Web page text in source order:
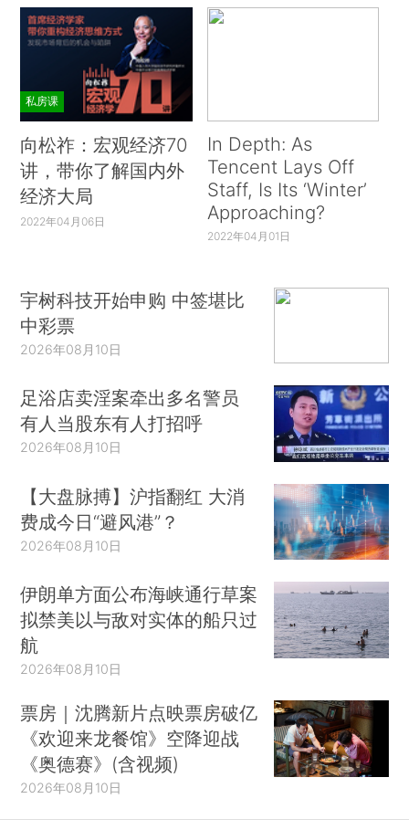
私房课
向松祚：宏观经济70
讲，带你了解国内外
经济大局
2022年04月06日
In Depth: As
Tencent Lays Off
Staff, Is Its ‘Winter’
Approaching?
2022年04月01日
宇树科技开始申购 中签堪比
中彩票
2026年08月10日
足浴店卖淫案牵出多名警员
有人当股东有人打招呼
2026年08月10日
【大盘脉搏】沪指翻红 大消
费成今日“避风港”？
2026年08月10日
伊朗单方面公布海峡通行草案
拟禁美以与敌对实体的船只过
航
2026年08月10日
票房｜沈腾新片点映票房破亿
《欢迎来龙餐馆》空降迎战
《奥德赛》(含视频)
2026年08月10日